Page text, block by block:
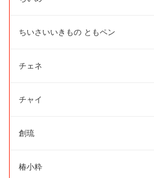
ちいさいいきもの ともペン
チェネ
チャイ
創琉
椿小粋